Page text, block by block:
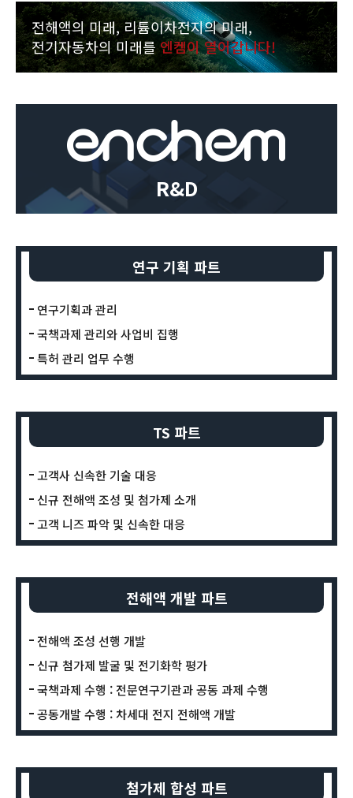
전해액의 미래, 리튬이차전지의 미래,
전기자동차의 미래를 엔켐이 열어갑니다!
연구 기획 파트
연구기획과 관리
국책과제 관리와 사업비 집행
특허 관리 업무 수행
R&D
TS 파트
고객사 신속한 기술 대응
신규 전해액 조성 및 첨가제 소개
고객 니즈 파악 및 신속한 대응
전해액 개발 파트
전해액 조성 선행 개발
신규 첨가제 발굴 및 전기화학 평가
국책과제 수행 : 전문연구기관과 공동 과제 수행
공동개발 수행 : 차세대 전지 전해액 개발
첨가제 합성 파트